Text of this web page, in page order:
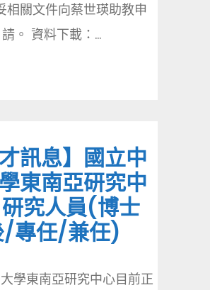
相關文件向蔡世瑛助教申
請。 資料下載：...
才訊息】國立中
東南亞研究中
究人員(博士
/專任/兼任)
學東南亞研究中心目前正